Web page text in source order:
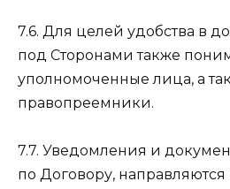
7.6. Для целей удобства в
под Сторонами также
уполномоченные лица, а
правопреемники.
7.7. Уведомления и
по Договору,